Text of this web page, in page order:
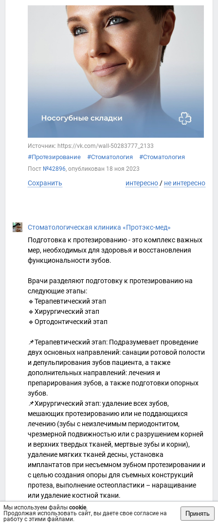
Мы используем файлы cookie.
Продолжая использовать сайт, вы даете свое согласие на
работу с этими файлами.
Принять
Источник: https://vk.com/wall-50283777_2133
#Протезирование #Стоматология #Стоматология
Пост №42896, опубликован 18 ноя 2023
Сохранить интересно / не интересно
Стоматологическая клиника «Протэкс-мед»
Подготовка к протезированию - это комплекс важных
мер, необходимых для здоровья и восстановления
функциональности зубов.
Врачи разделяют подготовку к протезированию на
следующие этапы:
🔹Терапевтический этап
🔹Хирургический этап
🔹Ортодонтический этап
📌Терапевтический этап: Подразумевает проведение
двух основных направлений: санации ротовой полости
и депульпирования зубов пациента, а также
дополнительных направлений: лечения и
препарирования зубов, а также подготовки опорных
зубов.
📌Хирургический этап: удаление всех зубов,
мешающих протезированию или не поддающихся
лечению (зубы с неизлечимым периодонтитом,
чрезмерной подвижностью или с разрушением корней
и верхних твердых тканей, мертвые зубы и корни),
удаление мягких тканей десны, установка
имплантатов при несъемном зубном протезировании и
с целью создания опоры для съемных конструкций
протеза, выполнение остеопластики – наращивание
или удаление костной ткани.
📌Ортодонтический этап: выравнивание опорных
зубов и исправление прикуса в случае необходимости.